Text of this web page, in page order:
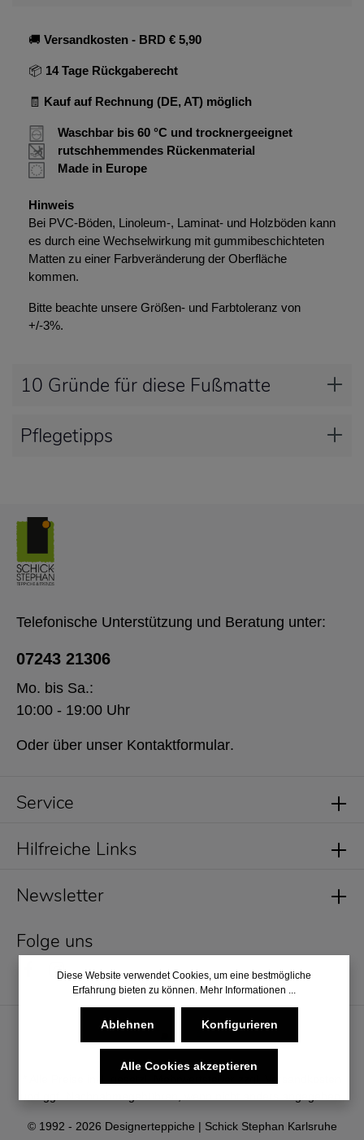
🚚 Versandkosten - BRD € 5,90
📦 14 Tage Rückgaberecht
🧾 Kauf auf Rechnung (DE, AT) möglich
Waschbar bis 60 °C und trocknergeeignet
rutschhemmendes Rückenmaterial
Made in Europe
Hinweis
Bei PVC-Böden, Linoleum-, Laminat- und Holzböden kann
es durch eine Wechselwirkung mit gummibeschichteten
Matten zu einer Farbveränderung der Oberfläche
kommen.
Bitte beachte unsere Größen- und Farbtoleranz von
+/-3%.
10 Gründe für diese Fußmatte
Pflegetipps
Service
Newsletter
Folge uns
Telefonische Unterstützung und Beratung unter:
07243 21306
Mo. bis Sa.:
10:00 - 19:00 Uhr
Oder über unser Kontaktformular.
Hilfreiche Links
© 1992 - 2026 Designerteppiche | Schick Stephan Karlsruhe
Diese Website verwendet Cookies, um eine bestmögliche
Erfahrung bieten zu können. Mehr Informationen ...
Ablehnen Konfigurieren
Alle Cookies akzeptieren